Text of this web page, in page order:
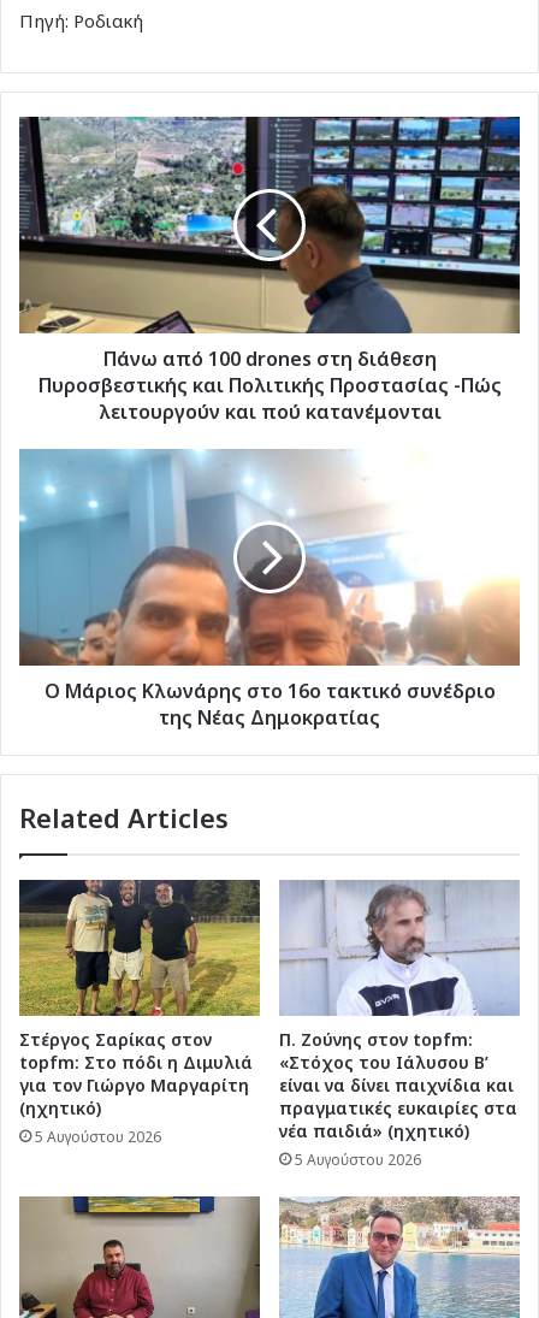
Πηγή: Ροδιακή
Πάνω
από
100
drones
στη
διάθεση
και
Πολιτικής
Προστασίας
-Πώς
λειτουργούν
πού
κατανέμονται
Πάνω από 100 drones στη διάθεση
Πυροσβεστικής και Πολιτικής Προστασίας -Πώς
λειτουργούν και πού κατανέμονται
Μάριος
Κλωνάρης
στο
της
Νέας
Δημοκρατίας
O Μάριος Κλωνάρης στο 16ο τακτικό συνέδριο
της Νέας Δημοκρατίας
Related Articles
Στέργος Σαρίκας στον
topfm: Στο πόδι η Διμυλιά
για τον Γιώργο Μαργαρίτη
(ηχητικό)
5 Αυγούστου 2026
Π. Ζούνης στον topfm:
«Στόχος του Ιάλυσου Β’
είναι να δίνει παιχνίδια και
πραγματικές ευκαιρίες στα
νέα παιδιά» (ηχητικό)
5 Αυγούστου 2026